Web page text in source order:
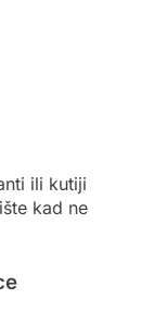
ili kutiji
kad ne